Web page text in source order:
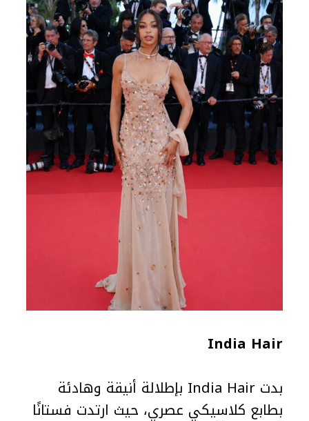
India Hair
بدت India Hair بإطلالة أنيقة وهادئة
بطابع كلاسيكي عصري، حيث ارتدت فستانًا